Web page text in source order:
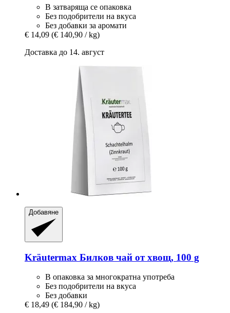
В затваряща се опаковка
Без подобрители на вкуса
Без добавки за аромати
€ 14,09 (€ 140,90 / kg)
Доставка до 14. август
Добавяне
Kräutermax Билков чай ​​от хвощ, 100 g
В опаковка за многократна употреба
Без подобрители на вкуса
Без добавки
€ 18,49 (€ 184,90 / kg)